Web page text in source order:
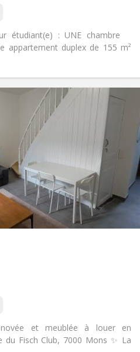
étudiant(e) : UNE chambre
appartement duplex de 155 m²
et meublée à louer en
Fisch Club, 7000 Mons ✨ La
Infos Pratiques
Loyer:
430 €
Charges:
Durée:
12 mois
Domiciliation:
Aménagement
Salle de bain:
Commune
Cuisine:
Commune
Superficie:
100 m
2
Pièces privées:
1